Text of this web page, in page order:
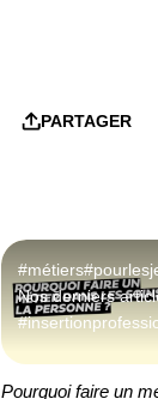
PARTAGER
#métiers
Nos derniers
Pourquoi faire un